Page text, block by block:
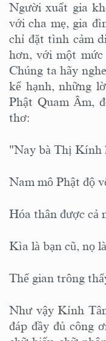
Người xuất gia
với cha mẹ, gia
chỉ đặt tình cảm
hơn, với một mức
Chúng ta hãy
kể hạnh, những
Phật Quam Âm,
thơ:
"Nay bà Thị Kính
Nam mô Phật độ
Hóa thân được cả
Kìa là bạn cũ, nọ
Thế gian trông
Như vậy Kỉnh
đáp đầy đủ công